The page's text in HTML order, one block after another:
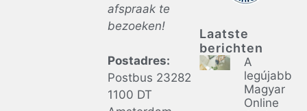
afspraak te
bezoeken!
Postadres:
Postbus 23282
1100 DT
Laatste
berichten
A
legújabb
Magyar
Online